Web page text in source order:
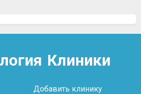
Клиники
Добавить клинику